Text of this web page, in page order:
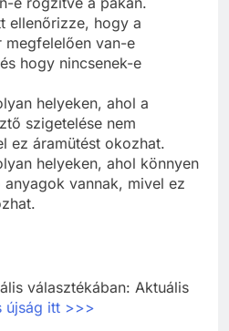
ellenőrizze, hogy a
megfelelően van-e
hogy nincsenek-e
helyeken, ahol a
szigetelése nem
ez áramütést okozhat.
helyeken, ahol könnyen
vannak, mivel ez
választékában: Aktuális
újság itt >>>